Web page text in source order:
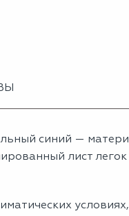
синий —
лист легок